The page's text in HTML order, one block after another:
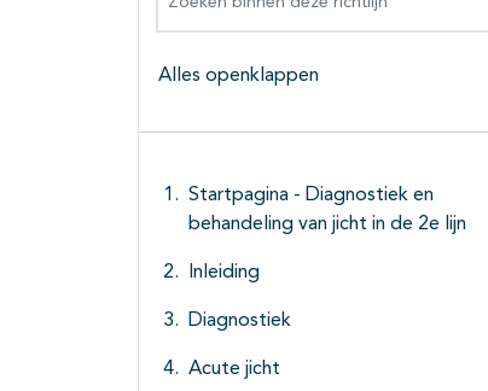
Alles openklappen
Startpagina - Diagnostiek en
behandeling van jicht in de 2e lijn
Inleiding
Diagnostiek
Acute jicht